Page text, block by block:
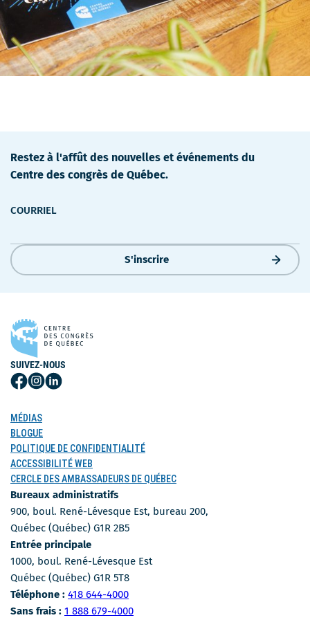
r
e
Restez à l'affût des nouvelles et événements du
Centre des congrès de Québec.
COURRIEL
S'inscrire
SUIVEZ-NOUS
Suivez-
sur
Facebook
Suivez-
Instagram
Suivez-
MÉDIAS
BLOGUE
POLITIQUE DE CONFIDENTIALITÉ
ACCESSIBILITÉ WEB
CERCLE DES AMBASSADEURS DE QUÉBEC
Bureaux administratifs
900, boul. René-Lévesque Est, bureau 200,
Québec (Québec) G1R 2B5
Entrée principale
1000, boul. René-Lévesque Est
Québec (Québec) G1R 5T8
Téléphone : Numéro de téléphone
418 644-4000
Sans frais : Numéro sans-frais
1 888 679-4000